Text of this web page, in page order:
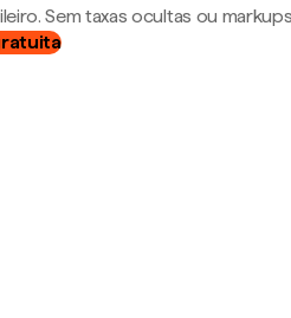
Sem taxas ocultas ou